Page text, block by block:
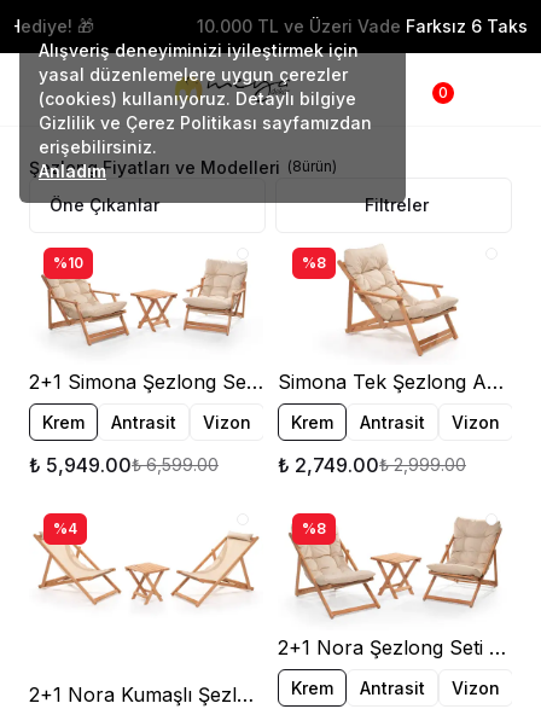
Alışveriş deneyiminizi iyileştirmek için
yasal düzenlemelere uygun çerezler
(cookies) kullanıyoruz. Detaylı bilgiye
Gizlilik ve Çerez Politikası sayfamızdan
erişebilirsiniz.
Anladım
10.000 TL ve Üzeri Vade Farksız 6 Taksit! 🚨
0
Şezlong Fiyatları ve Modelleri (8ürün)
Filtreler
%10
2+1 Simona Şezlong Seti Ahşap Bahçe Balkon Teras Şezlong
Krem Antrasit Vizon
₺ 5,949.00₺ 6,599.00
%8
Simona Tek Şezlong Ahşap Bahçe Balkon Teras Şezlong
Krem Antrasit Vizon
₺ 2,749.00₺ 2,999.00
%4
2+1 Nora Kumaşlı Şezlong Set Krem Ahşap Katlanır Bahçe Şezlong
%8
2+1 Nora Şezlong Seti Ahşap Bahçe Balkon Teras Şezlong
Krem Antrasit Vizon